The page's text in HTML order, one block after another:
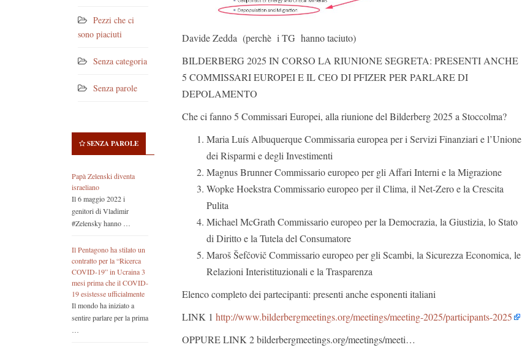
Pezzi che ci
sono piaciuti
Senza categoria
Senza parole
SENZA PAROLE
Papà Zelenski diventa
israeliano
Il 6 maggio 2022 i
genitori di Vladimir
#Zelensky hanno …
Il Pentagono ha stilato un
contratto per la “Ricerca
COVID-19” in Ucraina 3
mesi prima che il COVID-
19 esistesse ufficialmente
Il mondo ha iniziato a
sentire parlare per la prima
…
Davide Zedda (perchè i TG hanno taciuto)
BILDERBERG 2025 IN CORSO LA RIUNIONE SEGRETA: PRESENTI ANCHE
5 COMMISSARI EUROPEI E IL CEO DI PFIZER PER PARLARE DI
DEPOLAMENTO
Che ci fanno 5 Commissari Europei, alla riunione del Bilderberg 2025 a Stoccolma?
Maria Luís Albuquerque Commissaria europea per i Servizi Finanziari e l’Unione
dei Risparmi e degli Investimenti
Magnus Brunner Commissario europeo per gli Affari Interni e la Migrazione
Wopke Hoekstra Commissario europeo per il Clima, il Net‑Zero e la Crescita
Pulita
Michael McGrath Commissario europeo per la Democrazia, la Giustizia, lo Stato
di Diritto e la Tutela del Consumatore
Maroš Šefčovič Commissario europeo per gli Scambi, la Sicurezza Economica, le
Relazioni Interistituzionali e la Trasparenza
Elenco completo dei partecipanti: presenti anche esponenti italiani
LINK 1 http://www.bilderbergmeetings.org/meetings/meeting-2025/participants-2025
OPPURE LINK 2 bilderbergmeetings.org/meetings/meeti…